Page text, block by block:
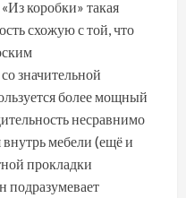
коробки» такая
схожую с той, что
значительной
более мощный
несравнимо
мебели (ещё и
прокладки
подразумевает